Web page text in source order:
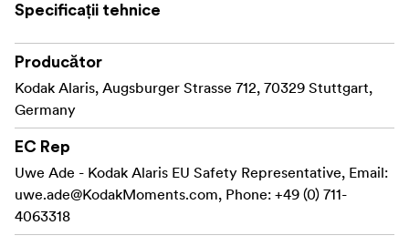
Specificații tehnice
Producător
Kodak Alaris, Augsburger Strasse 712, 70329 Stuttgart,
Germany
EC Rep
Uwe Ade - Kodak Alaris EU Safety Representative, Email:
uwe.ade@KodakMoments.com, Phone: +49 (0) 711-
4063318